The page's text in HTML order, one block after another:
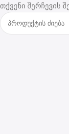
თქვენი შერჩევის